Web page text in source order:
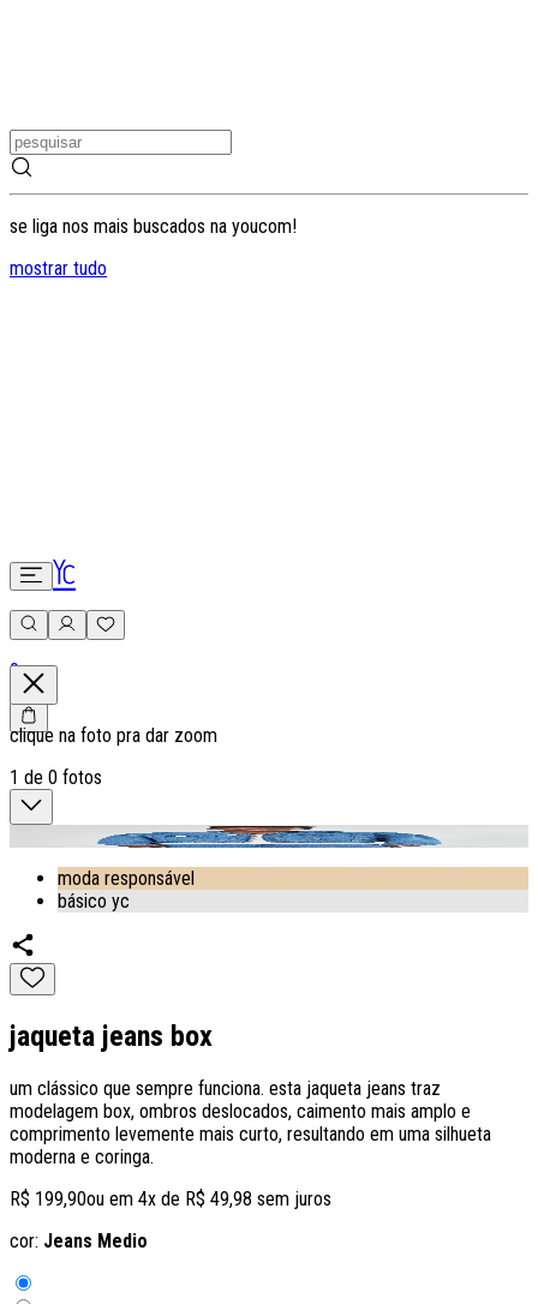
se liga nos mais buscados na youcom!
mostrar tudo
0
clique na foto pra dar zoom
1 de 0 fotos
moda responsável
básico yc
jaqueta jeans box
um clássico que sempre funciona. esta jaqueta jeans traz
modelagem box, ombros deslocados, caimento mais amplo e
comprimento levemente mais curto, resultando em uma silhueta
moderna e coringa.
R$ 199,90ou em 4x de R$ 49,98 sem juros
cor: Jeans Medio